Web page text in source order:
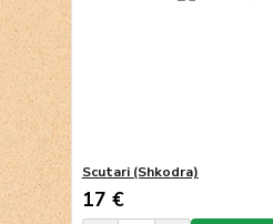
Scutari (Shkodra)
17 €